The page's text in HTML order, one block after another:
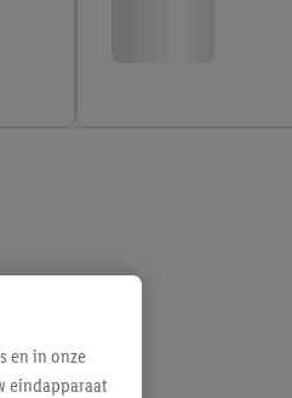
en in onze
eindapparaat